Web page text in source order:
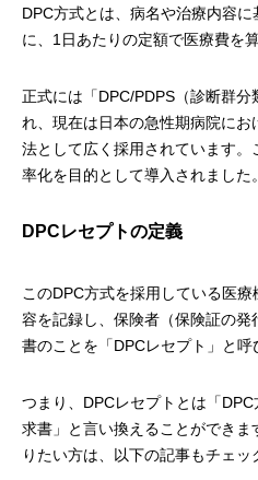
DPC方式とは、病名や治療内容
に、1日あたりの定額で医療費を
正式には「DPC/PDPS（診断群
れ、現在は日本の急性期病院に
法として広く採用されています
率化を目的として導入されました。
DPCレセプトの定義
このDPC方式を採用している医
容を記録し、保険者（保険証の
書のことを「DPCレセプト」と呼
つまり、DPCレセプトとは「
求書」と言い換えることができ
りたい方は、以下の記事もチェッ